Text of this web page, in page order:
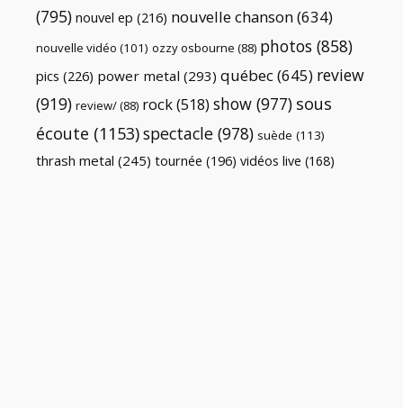
(795) nouvel ep (216) nouvelle chanson(634)
nouvelle vidéo (101) ozzy osbourne (88) photos (858)
pics (226) power metal (293) québec(645) review
(919) review/(88) rock(518) show (977) sous
écoute (1153)spectacle (978) suède (113)
thrash metal (245) tournée (196) vidéos live (168)